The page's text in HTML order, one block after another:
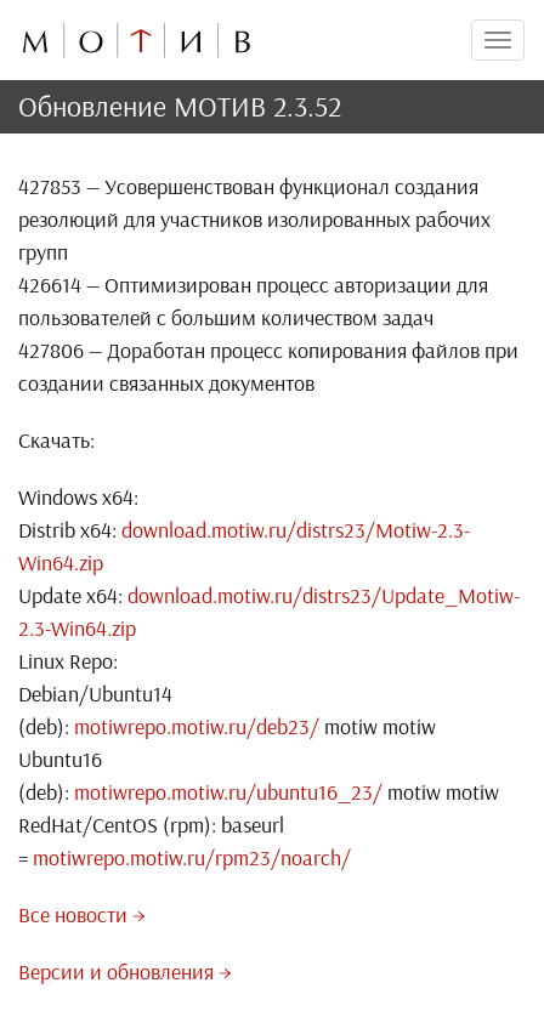
Обновление МОТИВ 2.3.52
427853 — Усовершенствован функционал создания
резолюций для участников изолированных рабочих
групп
426614 — Оптимизирован процесс авторизации для
пользователей с большим количеством задач
427806 — Доработан процесс копирования файлов при
создании связанных документов
Скачать:
Windows x64:
Distrib x64: download.motiw.ru/distrs23/Motiw-2.3-
Win64.zip
Update x64: download.motiw.ru/distrs23/Update_Motiw-
2.3-Win64.zip
Linux Repo:
Debian/Ubuntu14
(deb): motiwrepo.motiw.ru/deb23/ motiw motiw
Ubuntu16
(deb): motiwrepo.motiw.ru/ubuntu16_23/ motiw motiw
RedHat/CentOS (rpm): baseurl
= motiwrepo.motiw.ru/rpm23/noarch/
Все новости →
Версии и обновления →